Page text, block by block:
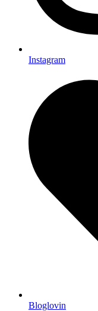
Instagram
Bloglovin